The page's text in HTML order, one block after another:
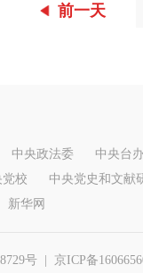
前一天
中央政法委 中央台
党校
中央党史和文献
新华网
号 | 京ICP备